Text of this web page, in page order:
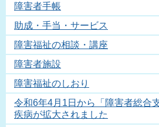
障害者手帳
助成・手当・サービス
障害福祉の相談・講座
障害者施設
障害福祉のしおり
令和6年4月1日から「障害者総合
疾病が拡大されました